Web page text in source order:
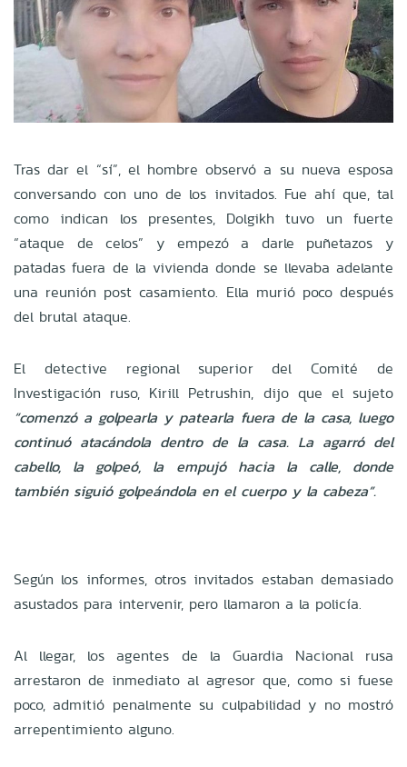
Tras dar el “sí”, el hombre observó a su nueva esposa
conversando con uno de los invitados. Fue ahí que, tal
como indican los presentes, Dolgikh tuvo un fuerte
“ataque de celos” y empezó a darle puñetazos y
patadas fuera de la vivienda donde se llevaba adelante
una reunión post casamiento. Ella murió poco después
del brutal ataque.
El detective regional superior del Comité de
Investigación ruso, Kirill Petrushin, dijo que el sujeto
“comenzó a golpearla y patearla fuera de la casa, luego
continuó atacándola dentro de la casa. La agarró del
cabello, la golpeó, la empujó hacia la calle, donde
también siguió golpeándola en el cuerpo y la cabeza”.
Según los informes, otros invitados estaban demasiado
asustados para intervenir, pero llamaron a la policía.
Al llegar, los agentes de la Guardia Nacional rusa
arrestaron de inmediato al agresor que, como si fuese
poco, admitió penalmente su culpabilidad y no mostró
arrepentimiento alguno.